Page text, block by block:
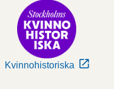
Kvinnohistoriska